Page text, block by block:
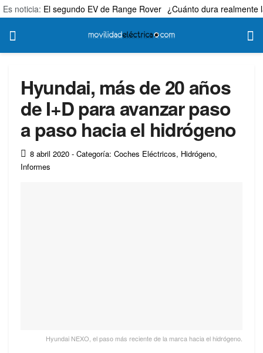
Es noticia: El segundo EV de Range Rover ¿Cuánto dura realmente
Hyundai, más de 20 años
de I+D para avanzar paso
a paso hacia el hidrógeno
8 abril 2020 - Categoría: Coches Eléctricos, Hidrógeno,
Informes
Hyundai NEXO, el paso más reciente de la marca hacia el hidrógeno.